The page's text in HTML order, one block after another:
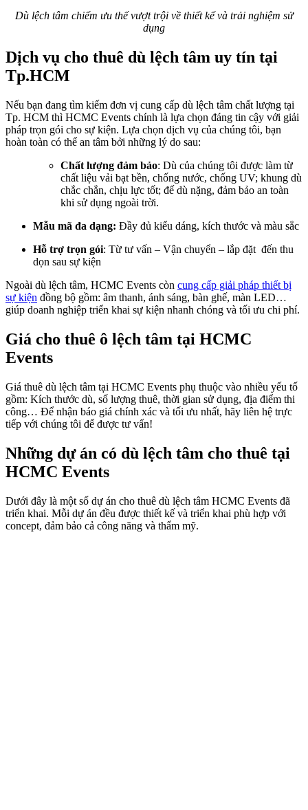
Dù lệch tâm chiếm ưu thế vượt trội về thiết kế và trải nghiệm sử
dụng
Dịch vụ cho thuê dù lệch tâm uy tín tại
Tp.HCM
Nếu bạn đang tìm kiếm đơn vị cung cấp dù lệch tâm chất lượng tại
Tp. HCM thì HCMC Events chính là lựa chọn đáng tin cậy với giải
pháp trọn gói cho sự kiện. Lựa chọn dịch vụ của chúng tôi, bạn
hoàn toàn có thể an tâm bởi những lý do sau:
Chất lượng đảm bảo: Dù của chúng tôi được làm từ
chất liệu vải bạt bền, chống nước, chống UV; khung dù
chắc chắn, chịu lực tốt; đế dù nặng, đảm bảo an toàn
khi sử dụng ngoài trời.
Mẫu mã đa dạng: Đầy đủ kiểu dáng, kích thước và màu sắc
Hỗ trợ trọn gói: Từ tư vấn – Vận chuyển – lắp đặt đến thu
dọn sau sự kiện
Ngoài dù lệch tâm, HCMC Events còn cung cấp giải pháp thiết bị
sự kiện đồng bộ gồm: âm thanh, ánh sáng, bàn ghế, màn LED…
giúp doanh nghiệp triển khai sự kiện nhanh chóng và tối ưu chi phí.
Giá cho thuê ô lệch tâm tại HCMC
Events
Giá thuê dù lệch tâm tại HCMC Events phụ thuộc vào nhiều yếu tố
gồm: Kích thước dù, số lượng thuê, thời gian sử dụng, địa điểm thi
công… Để nhận báo giá chính xác và tối ưu nhất, hãy liên hệ trực
tiếp với chúng tôi để được tư vấn!
Những dự án có dù lệch tâm cho thuê tại
HCMC Events
Dưới đây là một số dự án cho thuê dù lệch tâm HCMC Events đã
triển khai. Mỗi dự án đều được thiết kế và triển khai phù hợp với
concept, đảm bảo cả công năng và thẩm mỹ.